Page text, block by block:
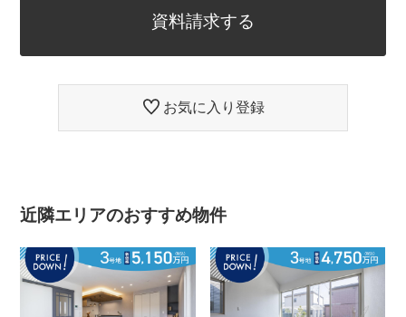
資料請求する
お気に入り登録
近隣エリアのおすすめ物件